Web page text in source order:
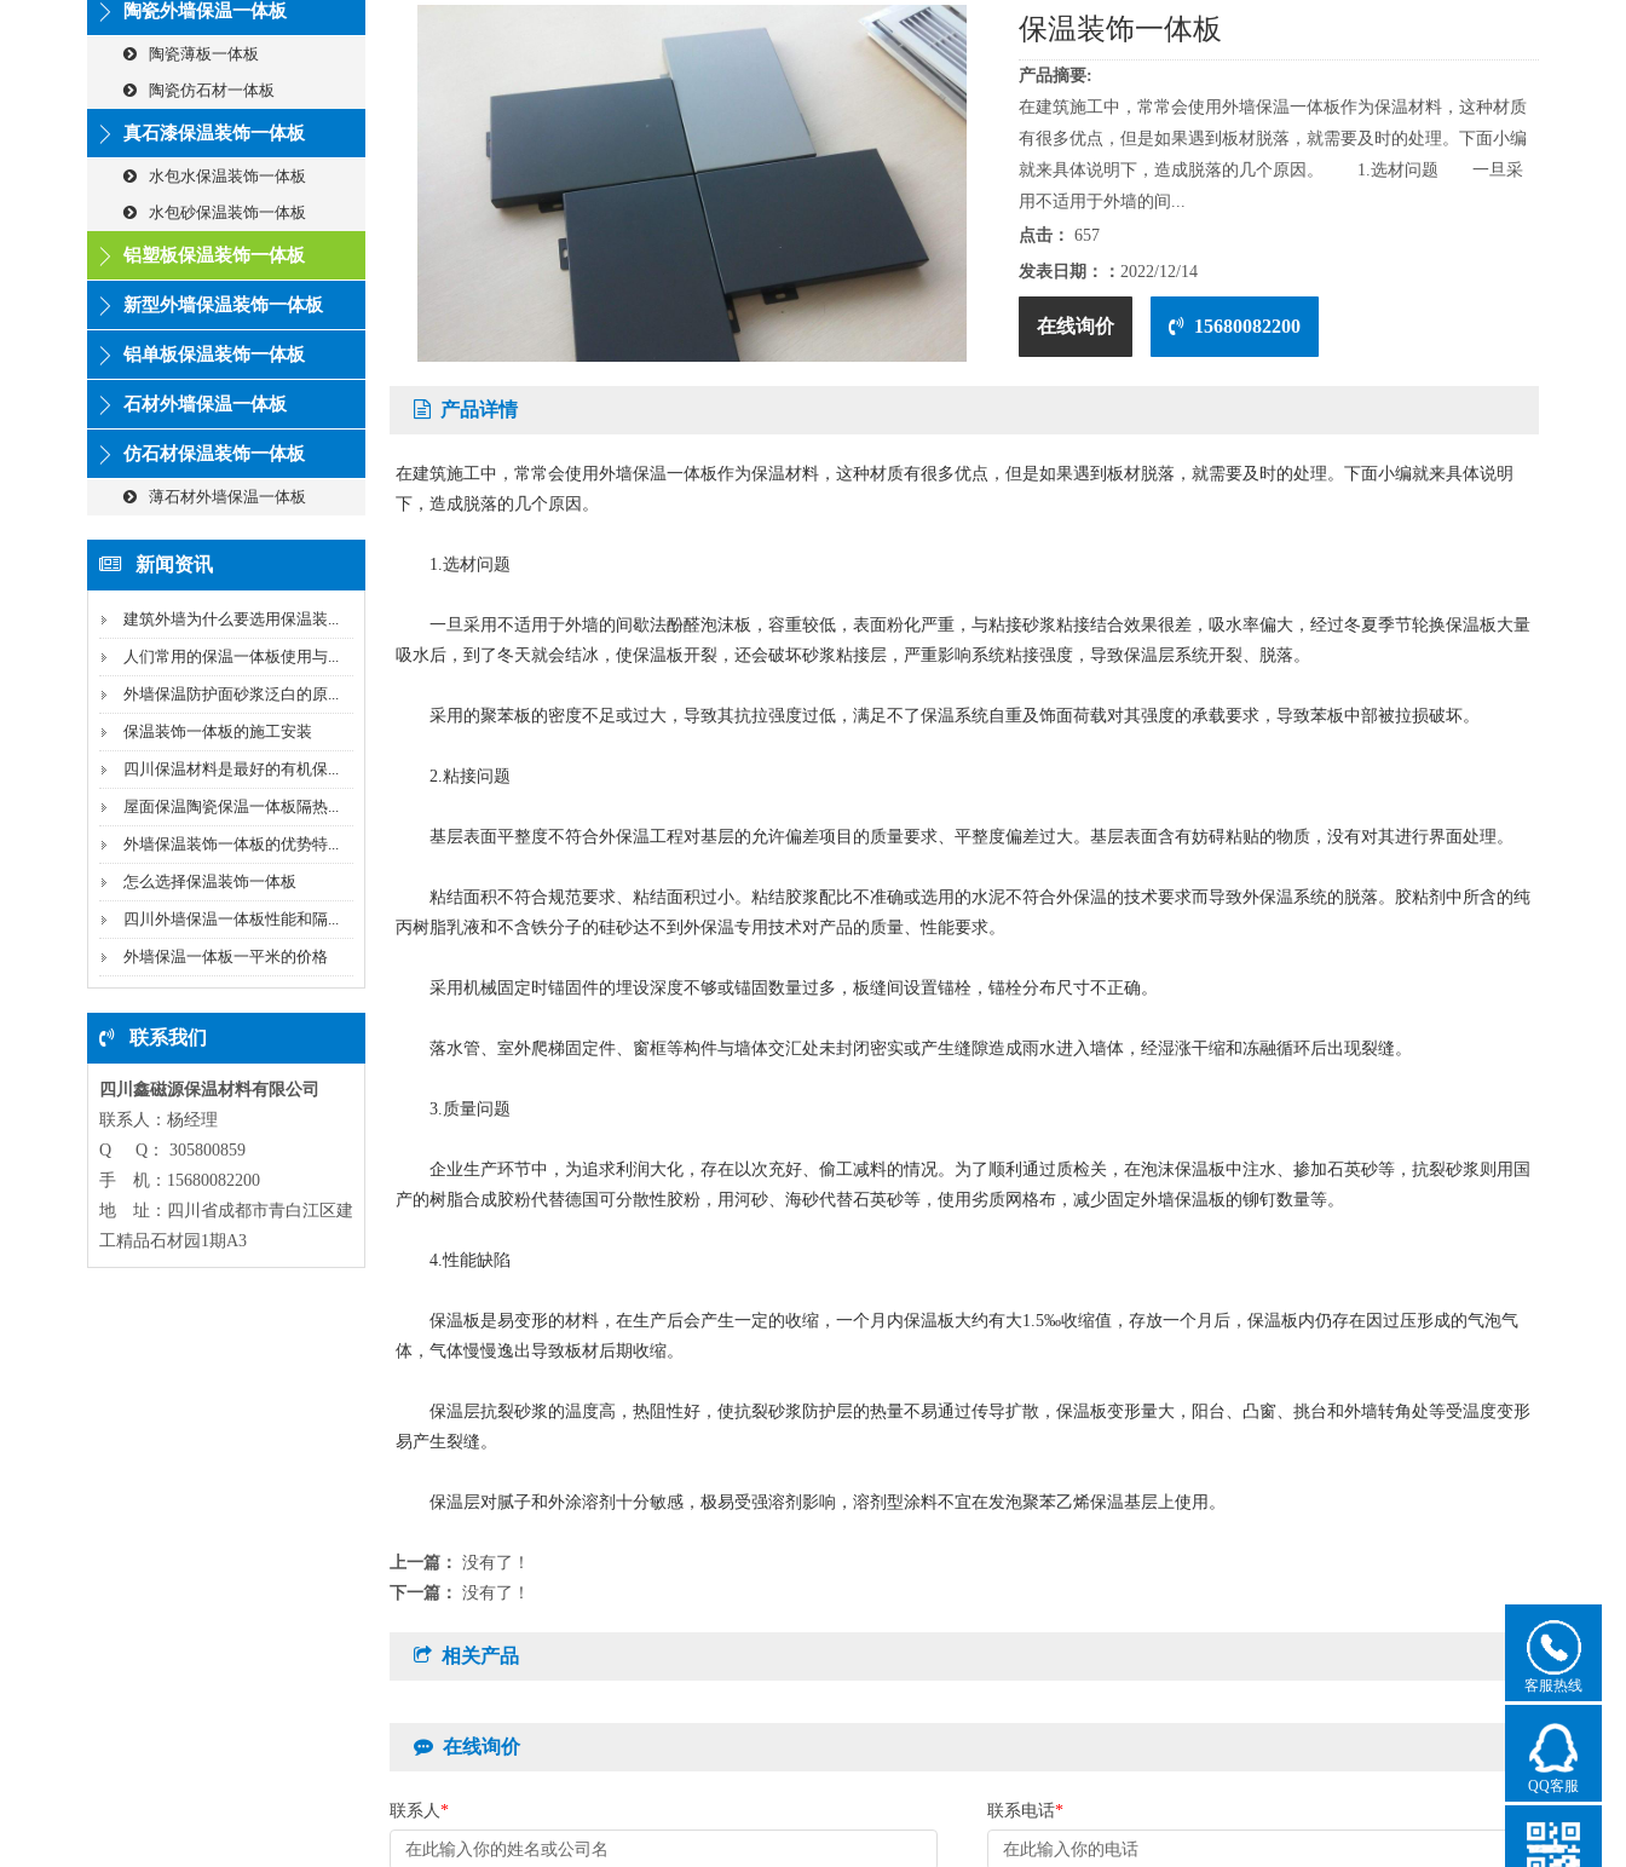
陶瓷外墙保温一体板
陶瓷薄板一体板
陶瓷仿石材一体板
真石漆保温装饰一体板
水包水保温装饰一体板
水包砂保温装饰一体板
铝塑板保温装饰一体板
新型外墙保温装饰一体板
铝单板保温装饰一体板
石材外墙保温一体板
仿石材保温装饰一体板
薄石材外墙保温一体板
新闻资讯
建筑外墙为什么要选用保温装...
人们常用的保温一体板使用与...
外墙保温防护面砂浆泛白的原...
保温装饰一体板的施工安装
四川保温材料是最好的有机保...
屋面保温陶瓷保温一体板隔热...
外墙保温装饰一体板的优势特...
怎么选择保温装饰一体板
四川外墙保温一体板性能和隔...
外墙保温一体板一平米的价格
联系我们
四川鑫磁源保温材料有限公司
联系人：杨经理
Q Q： 305800859
手 机：15680082200
地 址：四川省成都市青白江区建
工精品石材园1期A3
保温装饰一体板
产品摘要:
在建筑施工中，常常会使用外墙保温一体板作为保温材料，这种材质
有很多优点，但是如果遇到板材脱落，就需要及时的处理。下面小编
就来具体说明下，造成脱落的几个原因。 1.选材问题 一旦采
用不适用于外墙的间...
点击： 657
发表日期：： 2022/12/14
在线询价 15680082200
产品详情
在建筑施工中，常常会使用外墙保温一体板作为保温材料，这种材质有很多优点，但是如果遇到板材脱落，就需要及时的处理。下面小编就来具体说明
下，造成脱落的几个原因。
1.选材问题
一旦采用不适用于外墙的间歇法酚醛泡沫板，容重较低，表面粉化严重，与粘接砂浆粘接结合效果很差，吸水率偏大，经过冬夏季节轮换保温板大量
吸水后，到了冬天就会结冰，使保温板开裂，还会破坏砂浆粘接层，严重影响系统粘接强度，导致保温层系统开裂、脱落。
采用的聚苯板的密度不足或过大，导致其抗拉强度过低，满足不了保温系统自重及饰面荷载对其强度的承载要求，导致苯板中部被拉损破坏。
2.粘接问题
基层表面平整度不符合外保温工程对基层的允许偏差项目的质量要求、平整度偏差过大。基层表面含有妨碍粘贴的物质，没有对其进行界面处理。
粘结面积不符合规范要求、粘结面积过小。粘结胶浆配比不准确或选用的水泥不符合外保温的技术要求而导致外保温系统的脱落。胶粘剂中所含的纯
丙树脂乳液和不含铁分子的硅砂达不到外保温专用技术对产品的质量、性能要求。
采用机械固定时锚固件的埋设深度不够或锚固数量过多，板缝间设置锚栓，锚栓分布尺寸不正确。
落水管、室外爬梯固定件、窗框等构件与墙体交汇处未封闭密实或产生缝隙造成雨水进入墙体，经湿涨干缩和冻融循环后出现裂缝。
3.质量问题
企业生产环节中，为追求利润大化，存在以次充好、偷工减料的情况。为了顺利通过质检关，在泡沫保温板中注水、掺加石英砂等，抗裂砂浆则用国
产的树脂合成胶粉代替德国可分散性胶粉，用河砂、海砂代替石英砂等，使用劣质网格布，减少固定外墙保温板的铆钉数量等。
4.性能缺陷
保温板是易变形的材料，在生产后会产生一定的收缩，一个月内保温板大约有大1.5‰收缩值，存放一个月后，保温板内仍存在因过压形成的气泡气
体，气体慢慢逸出导致板材后期收缩。
保温层抗裂砂浆的温度高，热阻性好，使抗裂砂浆防护层的热量不易通过传导扩散，保温板变形量大，阳台、凸窗、挑台和外墙转角处等受温度变形
易产生裂缝。
保温层对腻子和外涂溶剂十分敏感，极易受强溶剂影响，溶剂型涂料不宜在发泡聚苯乙烯保温基层上使用。
上一篇： 没有了！
下一篇： 没有了！
相关产品
在线询价
联系人* 联系电话*
客服热线
QQ客服